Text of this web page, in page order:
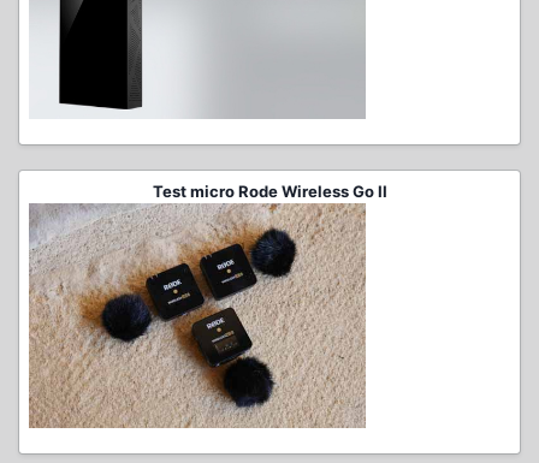
Test micro Rode Wireless Go II